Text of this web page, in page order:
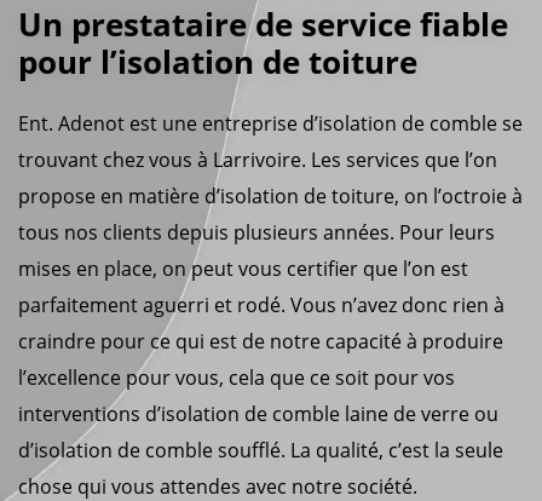
Un prestataire de service fiable
pour l’isolation de toiture
Ent. Adenot est une entreprise d’isolation de comble se
trouvant chez vous à Larrivoire. Les services que l’on
propose en matière d’isolation de toiture, on l’octroie à
tous nos clients depuis plusieurs années. Pour leurs
mises en place, on peut vous certifier que l’on est
parfaitement aguerri et rodé. Vous n’avez donc rien à
craindre pour ce qui est de notre capacité à produire
l’excellence pour vous, cela que ce soit pour vos
interventions d’isolation de comble laine de verre ou
d’isolation de comble soufflé. La qualité, c’est la seule
chose qui vous attendes avec notre société.